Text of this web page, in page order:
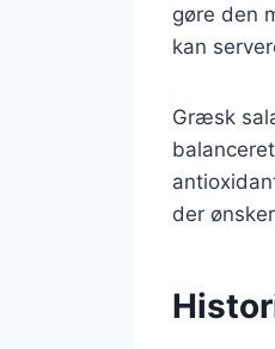
gøre den
kan
Græsk
der